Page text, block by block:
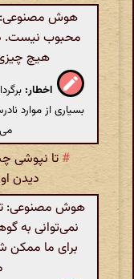
هوش مصنوعی:
محبوب نیست.
هیچ چیزی
اخطار:
بسیاری از موارد
# تا نپوشی
دیدن
هوش مصنوعی: تا
نمی‌توانى به
برای ما ممکن